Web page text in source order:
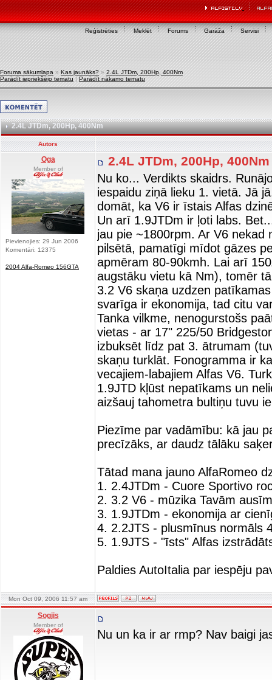
Reģistrēties Meklēt Forums Garāža Servisi
Foruma sākumlapa » Kas jaunāks? » 2.4L JTDm, 200Hp, 400Nm
Parādīt iepriekšējo tematu | Parādīt nākamo tematu
2.4L JTDm, 200Hp, 400Nm
Autors
Oga
Member of
Pievienojies: 29 Jun 2006
Komentāri: 12375
2004 Alfa-Romeo 156GTA
2.4L JTDm, 200Hp,
Nu ko... Verdikts skaidrs.
iespaidu ziņā lieku 1. vietā. Jā
domāt, ka V6 ir īstais Alfas
Un arī 1.9JTDm ir ļoti labs.
jau pie ~1800rpm. Ar V6 nekad
pilsētā, pamatīgi mīdot gāzes
apmēram 80-90kmh. Lai arī
augstāku vietu kā Nm), tomēr
3.2 V6 skaņa uzdzen
svarīga ir ekonomija, tad citu
Tanka vilkme, nenogurstošs
vietas - ar 17" 225/50
izbuksēt līdz pat 3. ātrumam
skaņu turklāt. Fonogramma ir
vecajiem-labajiem Alfas V6.
1.9JTD kļūst nepatīkams un
aizšauj tahometra bultiņu tuvu
Piezīme par vadāmību: kā jau
precīzāks, ar daudz tālāku
Tātad mana jauno AlfaRomeo
1. 2.4JTDm - Cuore Sportivo
2. 3.2 V6 - mūzika Tavām ausīm
3. 1.9JTDm - ekonomija ar
4. 2.2JTS - plusmīnus normāls
5. 1.9JTS - "īsts" Alfas
Paldies AutoItalia par iespēju
Mon Oct 09, 2006 11:57 am
Sogjis
Member of
Nu un ka ir ar rmp? Nav baigi